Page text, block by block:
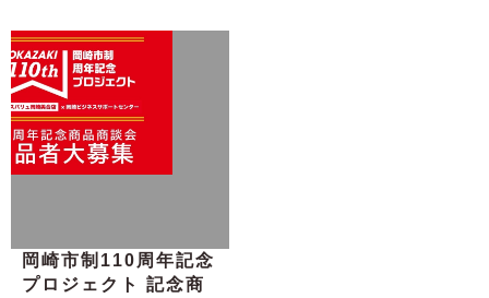
岡崎市制110周年記念
プロジェクト 記念商